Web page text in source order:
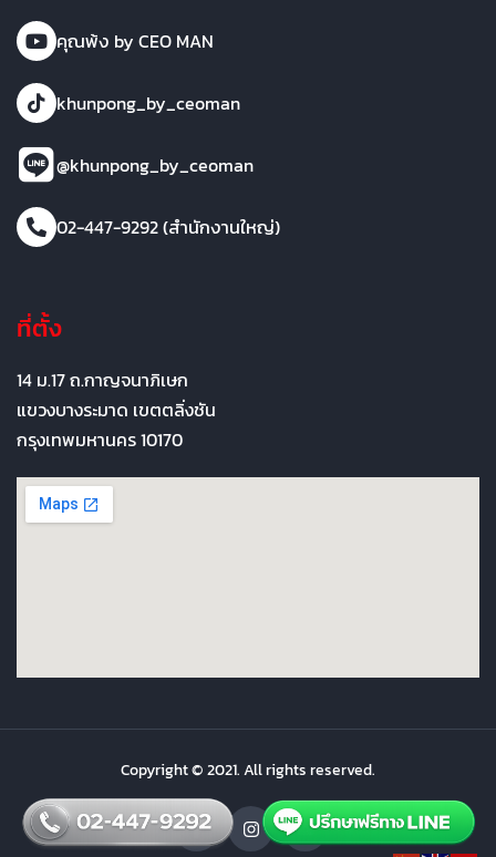
คุณพ้ง by CEO MAN
khunpong_by_ceoman
@khunpong_by_ceoman
02-447-9292 (สำนักงานใหญ่)
ที่ตั้ง
14 ม.17 ถ.กาญจนาภิเษก
แขวงบางระมาด เขตตลิ่งชัน
กรุงเทพมหานคร 10170
Copyright © 2021. All rights reserved.